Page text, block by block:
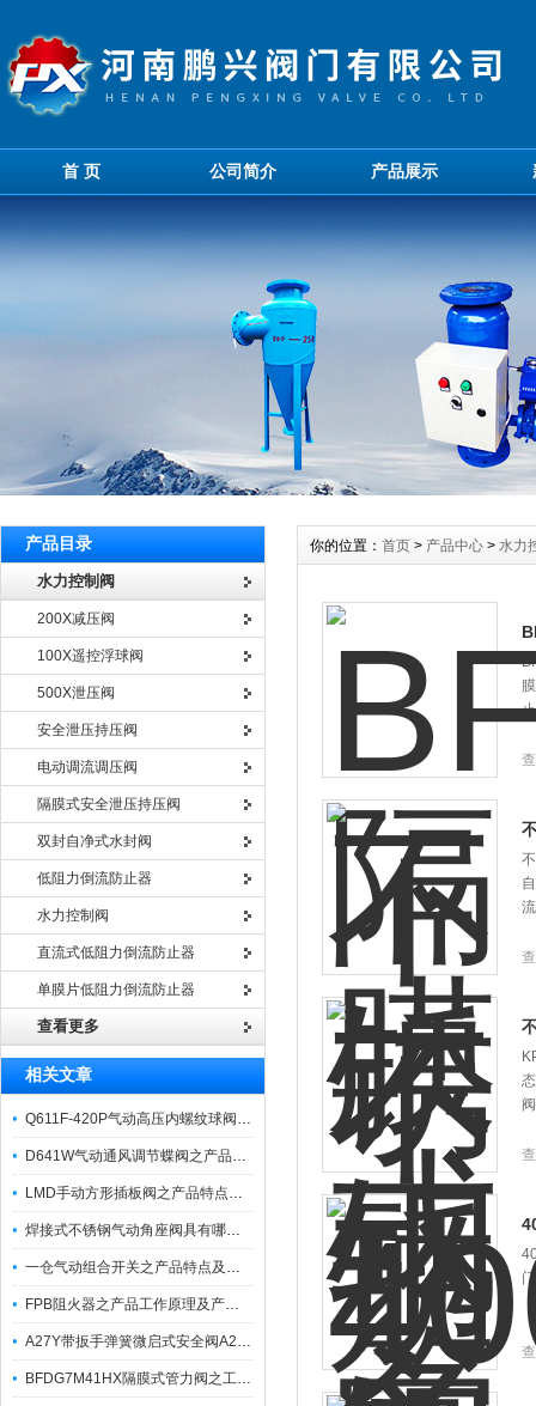
首 页 公司简介 产品展示
产品目录
水力控制阀
200X减压阀
100X遥控浮球阀
500X泄压阀
安全泄压持压阀
电动调流调压阀
隔膜式安全泄压持压阀
双封自净式水封阀
低阻力倒流防止器
水力控制阀
直流式低阻力倒流防止器
单膜片低阻力倒流防止器
查看更多
相关文章
Q611F-420P气动高压内螺纹球阀之产品技术特点与应用
D641W气动通风调节蝶阀之产品特点及应用
LMD手动方形插板阀之产品特点及其连接尺寸
焊接式不锈钢气动角座阀具有哪些产品特性？
一仓气动组合开关之产品特点及技术参数
FPB阻火器之产品工作原理及产品特点
A27Y带扳手弹簧微启式安全阀A27H之产品主要特点
BFDG7M41HX隔膜式管力阀之工作原理及其应用
你的位置： 首页 > 产品中心 > 水力